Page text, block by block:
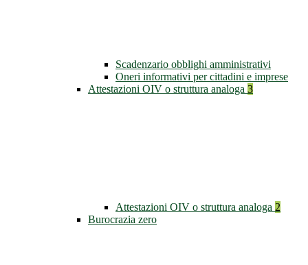
Scadenzario obblighi amministrativi
Oneri informativi per cittadini e imprese
Attestazioni OIV o struttura analoga 3
Attestazioni OIV o struttura analoga 2
Burocrazia zero